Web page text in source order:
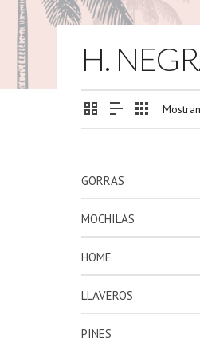
H.
GORRAS
MOCHILAS
HOME
LLAVEROS
PINES